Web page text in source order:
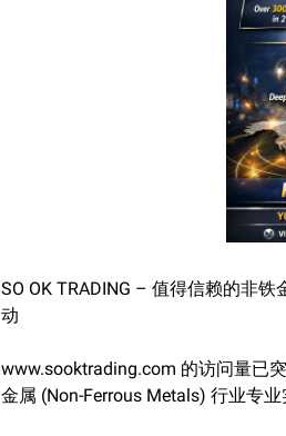
SO OK TRADING – 值得信赖的非
动
www.sooktrading.com 的访问量已
金属 (Non-Ferrous Metals) 行业专